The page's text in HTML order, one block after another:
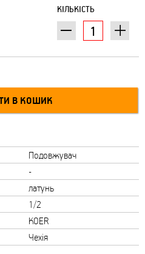
КІЛЬКІСТЬ
Подовжувач
-
латунь
1/2
KOER
Чехія